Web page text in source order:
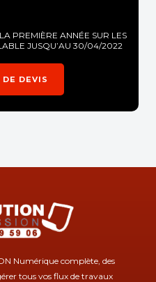
PREMIÈRE ANNÉE SUR LES
JUSQU’AU 30/04/2022
DE DEVIS
Numérique complète, des
tous vos flux de travaux